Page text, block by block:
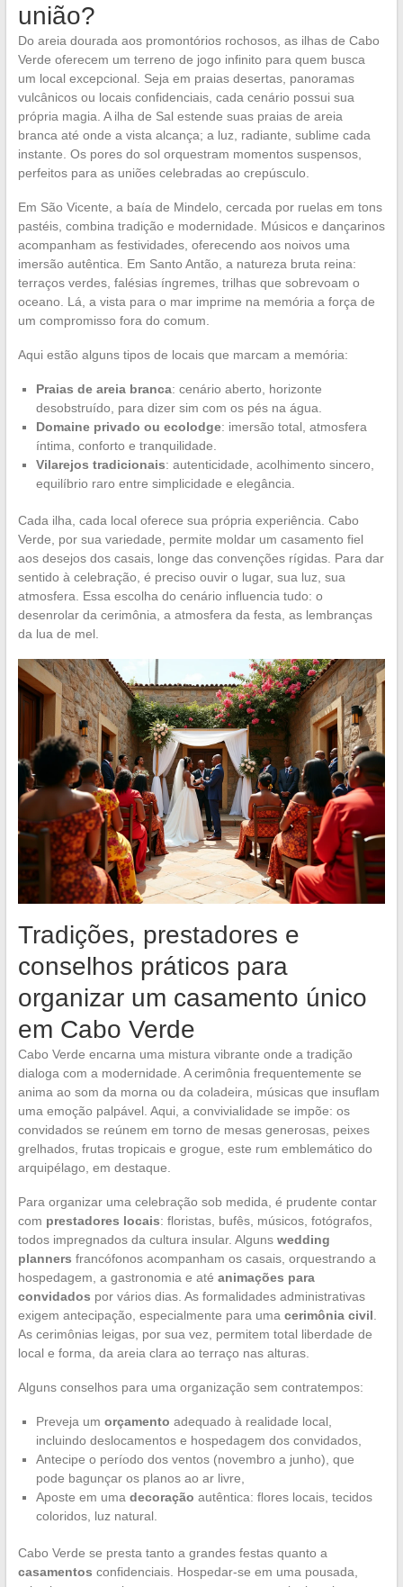
união?
Do areia dourada aos promontórios rochosos, as ilhas de Cabo
Verde oferecem um terreno de jogo infinito para quem busca
um local excepcional. Seja em praias desertas, panoramas
vulcânicos ou locais confidenciais, cada cenário possui sua
própria magia. A ilha de Sal estende suas praias de areia
branca até onde a vista alcança; a luz, radiante, sublime cada
instante. Os pores do sol orquestram momentos suspensos,
perfeitos para as uniões celebradas ao crepúsculo.
Em São Vicente, a baía de Mindelo, cercada por ruelas em tons
pastéis, combina tradição e modernidade. Músicos e dançarinos
acompanham as festividades, oferecendo aos noivos uma
imersão autêntica. Em Santo Antão, a natureza bruta reina:
terraços verdes, falésias íngremes, trilhas que sobrevoam o
oceano. Lá, a vista para o mar imprime na memória a força de
um compromisso fora do comum.
Aqui estão alguns tipos de locais que marcam a memória:
Praias de areia branca: cenário aberto, horizonte
desobstruído, para dizer sim com os pés na água.
Domaine privado ou ecolodge: imersão total, atmosfera
íntima, conforto e tranquilidade.
Vilarejos tradicionais: autenticidade, acolhimento sincero,
equilíbrio raro entre simplicidade e elegância.
Cada ilha, cada local oferece sua própria experiência. Cabo
Verde, por sua variedade, permite moldar um casamento fiel
aos desejos dos casais, longe das convenções rígidas. Para dar
sentido à celebração, é preciso ouvir o lugar, sua luz, sua
atmosfera. Essa escolha do cenário influencia tudo: o
desenrolar da cerimônia, a atmosfera da festa, as lembranças
da lua de mel.
Tradições, prestadores e
conselhos práticos para
organizar um casamento único
em Cabo Verde
Cabo Verde encarna uma mistura vibrante onde a tradição
dialoga com a modernidade. A cerimônia frequentemente se
anima ao som da morna ou da coladeira, músicas que insuflam
uma emoção palpável. Aqui, a convivialidade se impõe: os
convidados se reúnem em torno de mesas generosas, peixes
grelhados, frutas tropicais e grogue, este rum emblemático do
arquipélago, em destaque.
Para organizar uma celebração sob medida, é prudente contar
com prestadores locais: floristas, bufês, músicos, fotógrafos,
todos impregnados da cultura insular. Alguns wedding
planners francófonos acompanham os casais, orquestrando a
hospedagem, a gastronomia e até animações para
convidados por vários dias. As formalidades administrativas
exigem antecipação, especialmente para uma cerimônia civil
As cerimônias leigas, por sua vez, permitem total liberdade de
local e forma, da areia clara ao terraço nas alturas.
Alguns conselhos para uma organização sem contratempos:
Preveja um orçamento adequado à realidade local,
incluindo deslocamentos e hospedagem dos convidados,
Antecipe o período dos ventos (novembro a junho), que
pode bagunçar os planos ao ar livre,
Aposte em uma decoração autêntica: flores locais, tecidos
coloridos, luz natural.
Cabo Verde se presta tanto a grandes festas quanto a
casamentos confidenciais. Hospedar-se em uma pousada,